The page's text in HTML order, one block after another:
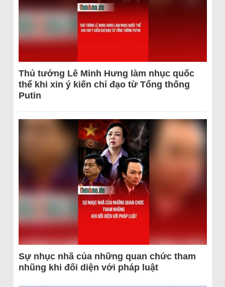
Thủ tướng Lê Minh Hưng làm nhục quốc
thể khi xin ý kiến chỉ đạo từ Tổng thống
Putin
Sự nhục nhã của những quan chức tham
nhũng khi đối diện với pháp luật